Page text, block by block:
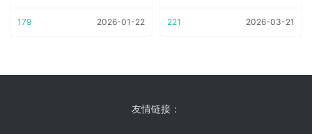
179 2026-01-22 221 2026-03-21
友情链接：